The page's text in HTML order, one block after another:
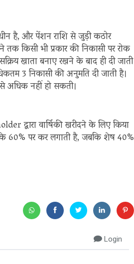
है, और पेंशन राशि से जुड़ी कठोर
किसी भी प्रकार की निकासी पर रोक
खाता बनाए रखने के बाद ही दी जाती
3 निकासी की अनुमति दी जाती है।
अधिक नहीं हो सकती।
द्वारा वार्षिकी खरीदने के लिए किया
60% पर कर लगाती है, जबकि शेष 40%
Login